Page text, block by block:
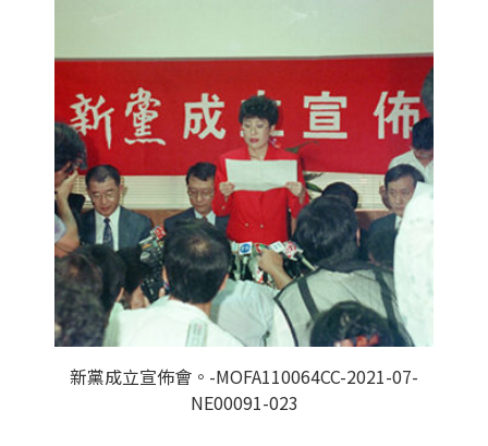
新黨成立宣佈會。-MOFA110064CC-2021-07-
NE00091-023